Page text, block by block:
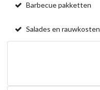
Barbecue pakketten
Salades en rauwkosten